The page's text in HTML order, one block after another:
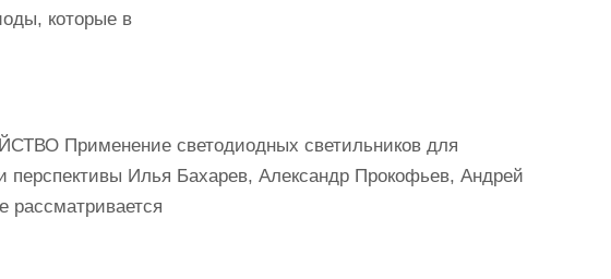
которые в
Применение светодиодных светильников для
перспективы Илья Бахарев, Александр Прокофьев, Андрей
рассматривается